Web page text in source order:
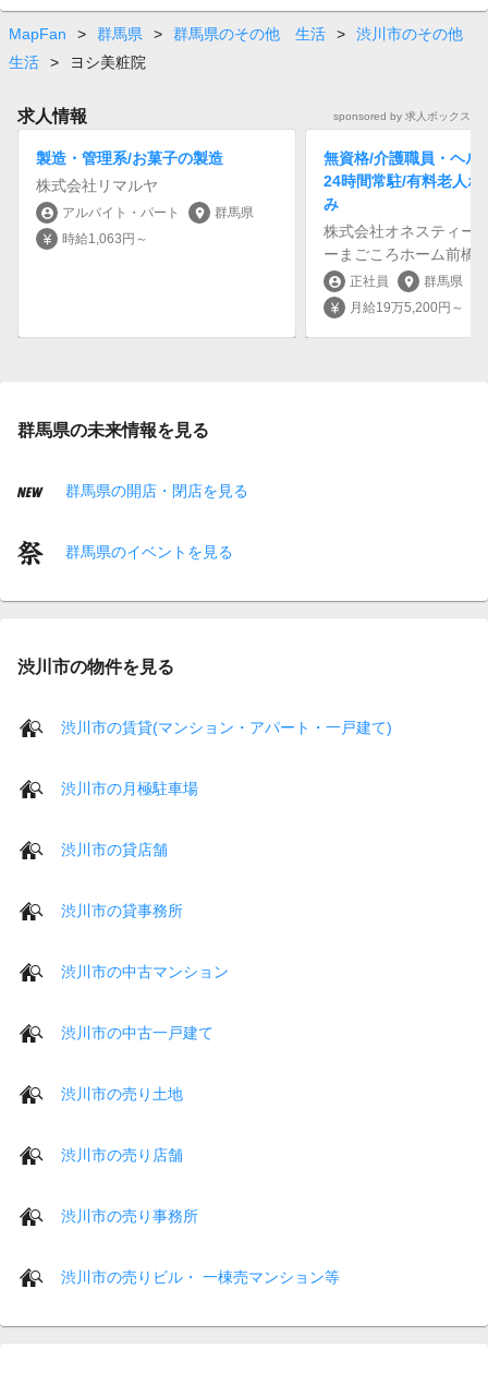
MapFan > 群馬県 > 群馬県のその他 生活 >
渋川市のその他
生活
> ヨシ美粧院
求人情報 sponsored by 求人ボックス
製造・管理系/お菓子の製造
株式会社リマルヤ
account_circle アルバイト・パート location_on 群馬県
currency_yen 時給1,063円～
無資格/介護職員・ヘル
24時間常駐/有料老人ホ
み
株式会社オネスティー
ーまごころホーム前橋
account_circle 正社員 location_on 群馬県
currency_yen 月給19万5,200円～
群馬県の未来情報を見る
群馬県の開店・閉店を見る
群馬県のイベントを見る
渋川市の物件を見る
渋川市の賃貸(マンション・アパート・一戸建て)
渋川市の月極駐車場
渋川市の貸店舗
渋川市の貸事務所
渋川市の中古マンション
渋川市の中古一戸建て
渋川市の売り土地
渋川市の売り店舗
渋川市の売り事務所
渋川市の売りビル・ 一棟売マンション等